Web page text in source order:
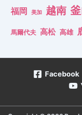
福岡 美加 越南
馬爾代夫 高松 高雄
Facebook